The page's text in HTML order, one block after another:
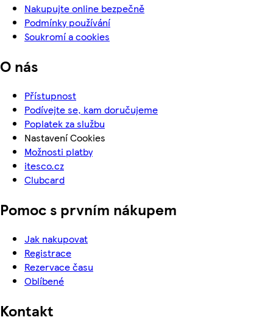
Nakupujte online bezpečně
Podmínky používání
Soukromí a cookies
O nás
Přístupnost
Podívejte se, kam doručujeme
Poplatek za službu
Nastavení Cookies
Možnosti platby
itesco.cz
Clubcard
Pomoc s prvním nákupem
Jak nakupovat
Registrace
Rezervace času
Oblíbené
Kontakt